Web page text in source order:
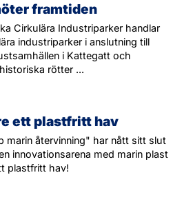
framtiden
Cirkulära Industriparker handlar
industriparker i anslutning till
i Kattegatt och
rötter ...
ett plastfritt hav
marin återvinning" har nått sitt slut
innovationsarena med marin plast
plastfritt hav!